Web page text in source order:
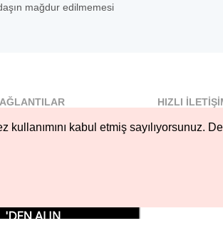
kabul etmiş sayılıyorsunuz.
mağdur edilmemesi
HIZLI